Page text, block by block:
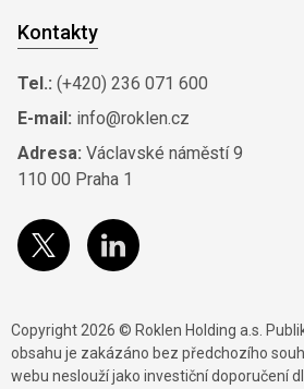
Kontakty
Tel.: (+420) 236 071 600
E-mail: info@roklen.cz
Adresa: Václavské náměstí 9
110 00 Praha 1
Copyright 2026 © Roklen Holding a.s.
obsahu je zakázáno bez předchozího
webu neslouží jako investiční doporučení